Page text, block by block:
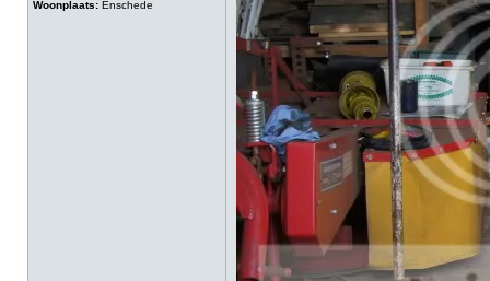
Woonplaats: Enschede